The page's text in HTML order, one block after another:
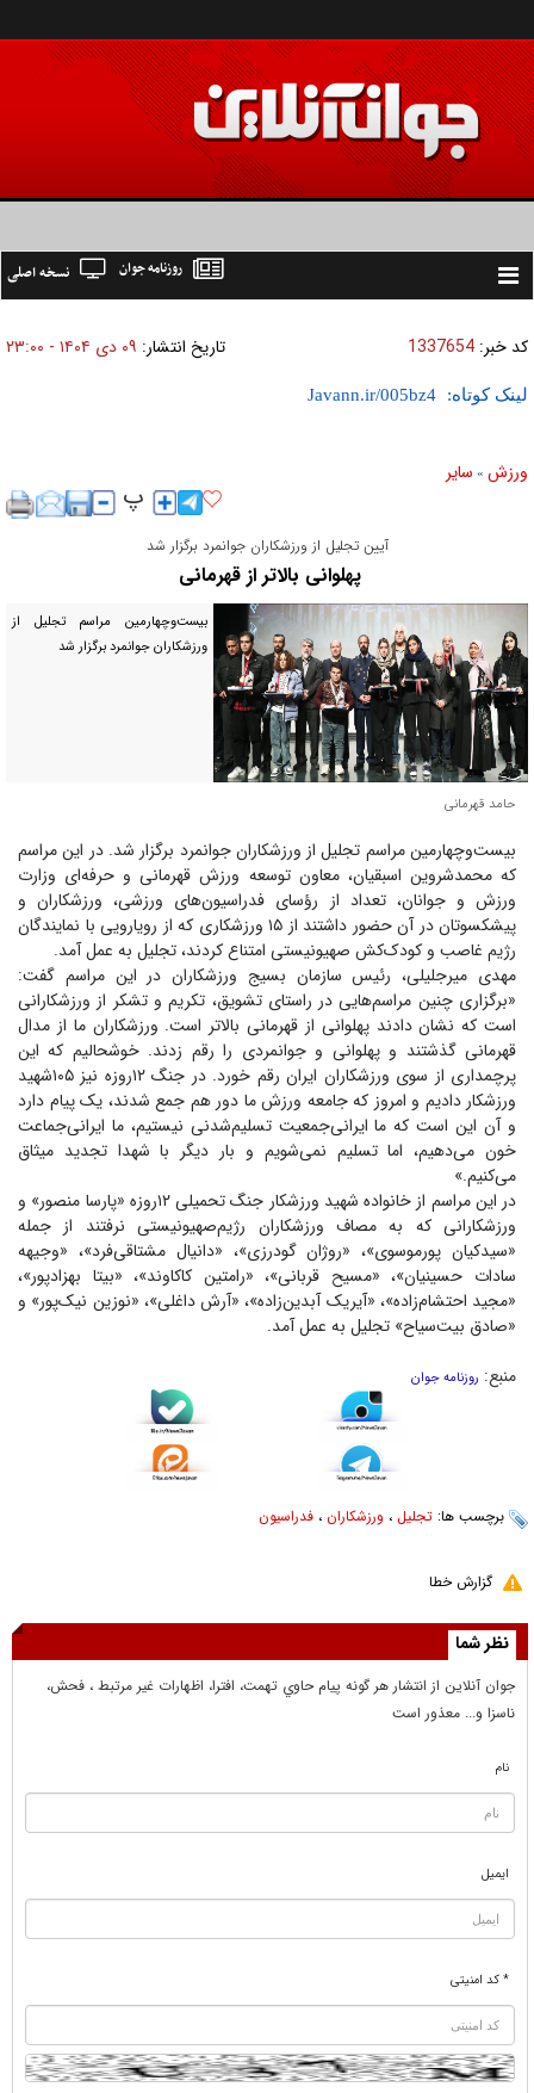
Toggle
نسخه اصلی روزنامه جوان
کد خبر: 1337654 تاریخ انتشار: ۰۹ دی ۱۴۰۴ - ۲۳:۰۰
لینک کوتاه:
ورزش » ساير
آیین تجلیل از ورزشکاران جوانمرد برگزار شد
پهلوانی بالاتر از قهرمانی
بیست‌وچهارمین مراسم تجلیل از
ورزشکاران جوانمرد برگزار شد
حامد قهرمانی
بیست‌وچهارمین مراسم تجلیل از ورزشکاران جوانمرد برگزار شد. در این مراسم
که محمدشروین اسبقیان، معاون توسعه ورزش قهرمانی و حرفه‌ای وزارت
ورزش و جوانان، تعداد از رؤسای فدراسیون‌های ورزشی، ورزشکاران و
پیشکسوتان در آن حضور داشتند از ۱۵ ورزشکاری که از رویارویی با نمایندگان
رژیم غاصب و کودک‌کش صهیونیستی امتناع کردند، تجلیل به عمل آمد.
مهدی میرجلیلی، رئیس سازمان بسیج ورزشکاران در این مراسم گفت:
«برگزاری چنین مراسم‌هایی در راستای تشویق، تکریم و تشکر از ورزشکارانی
است که نشان دادند پهلوانی از قهرمانی بالاتر است. ورزشکاران ما از مدال
قهرمانی گذشتند و پهلوانی و جوانمردی را رقم زدند. خوشحالیم که این
پرچمداری از سوی ورزشکاران ایران رقم خورد. در جنگ ۱۲روزه نیز ۱۰۵شهید
ورزشکار دادیم و امروز که جامعه ورزش ما دور هم جمع شدند، یک پیام دارد
و آن این است که ما ایرانی‌جمعیت تسلیم‌شدنی نیستیم، ما ایرانی‌جماعت
خون می‌دهیم، اما تسلیم نمی‌شویم و بار دیگر با شهدا تجدید میثاق
می‌کنیم.»
در این مراسم از خانواده شهید ورزشکار جنگ تحمیلی ۱۲روزه «پارسا منصور» و
ورزشکارانی که به مصاف ورزشکاران رژیم‌صهیونیستی نرفتند از جمله
«سیدکیان پورموسوی»، «روژان گودرزی»، «دانیال مشتاقی‌فرد»، «وجیهه
سادات حسینیان»، «مسیح قربانی»، «رامتین کاکاوند»، «بیتا بهزادپور»،
«مجید احتشام‌زاده»، «آیریک آبدین‌زاده»، «آرش داغلی»، «نوزین نیک‌پور» و
«صادق بیت‌سیاح» تجلیل به عمل آمد.
منبع: روزنامه جوان
برچسب ها: تجلیل ، ورزشکاران ، فدراسیون
گزارش خطا
نظر شما
جوان آنلاين از انتشار هر گونه پيام حاوي تهمت، افترا، اظهارات غير مرتبط ، فحش،
ناسزا و... معذور است
نام
ایمیل
* کد امنیتی